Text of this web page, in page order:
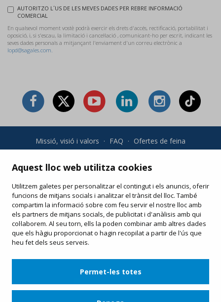
Aquest lloc web utilitza cookies
Utilitzem galetes per personalitzar el contingut i els anuncis, oferir
funcions de mitjans socials i analitzar el trànsit del lloc. També
compartim la informació sobre com feu servir el nostre lloc amb
els partners de mitjans socials, de publicitat i d'anàlisis amb qui
col·laborem. Al seu torn, ells la poden combinar amb altres dades
que els hàgiu proporcionat o hagin recopilat a partir de l'ús que
heu fet dels seus serveis.
Permet-les totes
AUTORITZO L´US DE LES MEVES DADES PER REBRE INFORMACIÓ
COMERCIAL
En qualsevol moment vostè podrà exercir els drets d'accés, rectificació, portabilitat i
oposició, i, si s'escau, la limitació i cancel·lació , comunicant-ho per escrit, indicant les
seves dades personals a mitjançant l'enviament d'un correu electrònic a
lopd@sagales.com.
Missió, visió i valors · FAQ · Ofertes de feina
compra · Política de cookies
Les teves compres online
Modifica o torna a imprimir el teu e-ticket